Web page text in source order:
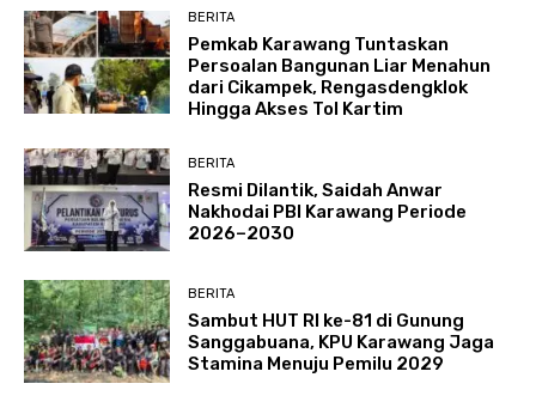
BERITA
Pemkab Karawang Tuntaskan
Persoalan Bangunan Liar Menahun
dari Cikampek, Rengasdengklok
Hingga Akses Tol Kartim
BERITA
Resmi Dilantik, Saidah Anwar
Nakhodai PBI Karawang Periode
2026–2030
BERITA
Sambut HUT RI ke-81 di Gunung
Sanggabuana, KPU Karawang Jaga
Stamina Menuju Pemilu 2029